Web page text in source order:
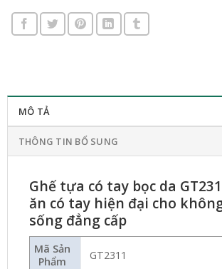
MÔ TẢ
THÔNG TIN BỔ SUNG
Ghế tựa có tay bọc da
ăn có tay hiện đại cho
sống đẳng cấp
Mã Sản
Phẩm
GT2311